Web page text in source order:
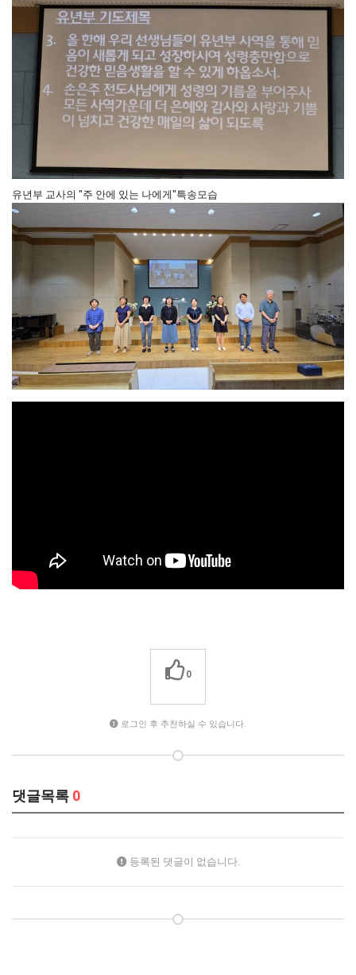
유년부 교사의 "주 안에 있는 나에게"특송모습
0
로그인 후 추천하실 수 있습니다.
댓글목록 0
등록된 댓글이 없습니다.